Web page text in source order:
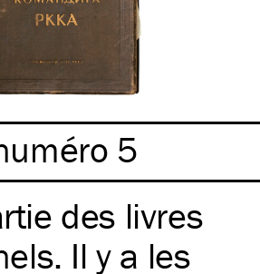
5
des livres
Il y a les